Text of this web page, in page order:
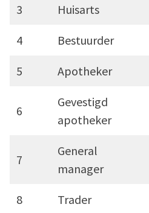
3 Huisarts
4 Bestuurder
5 Apotheker
6
Gevestigd
apotheker
7
General
manager
8 Trader